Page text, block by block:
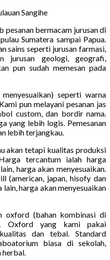
pesanan bermacam jurusan di
Sumatera sampai Papua.
sains seperti jurusan farmasi,
jurusan geologi, geografi,
pun sudah memesan pada
seperti warna
pun melayani pesanan jas
custom, dan bordir nama.
yang lebih logis. Pemesanan
lebih terjangkau.
akan tetapi kualitas produksi
tercantum ialah harga
harga akan menyesuaikan.
(american, japan, hisofy dan
harga akan menyesuaikan
oxford (bahan kombinasi di
Oxford yang kami pakai
dan tebal. Standard
biasa di sekolah,